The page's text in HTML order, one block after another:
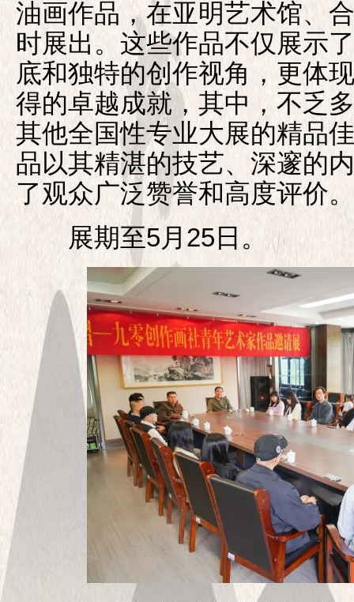
油画作品，在亚明艺术馆、
时展出。这些作品不仅展示
底和独特的创作视角，更体
得的卓越成就，其中，不乏
其他全国性专业大展的精品
品以其精湛的技艺、深邃的
了观众广泛赞誉和高度评价。
展期至5月25日。